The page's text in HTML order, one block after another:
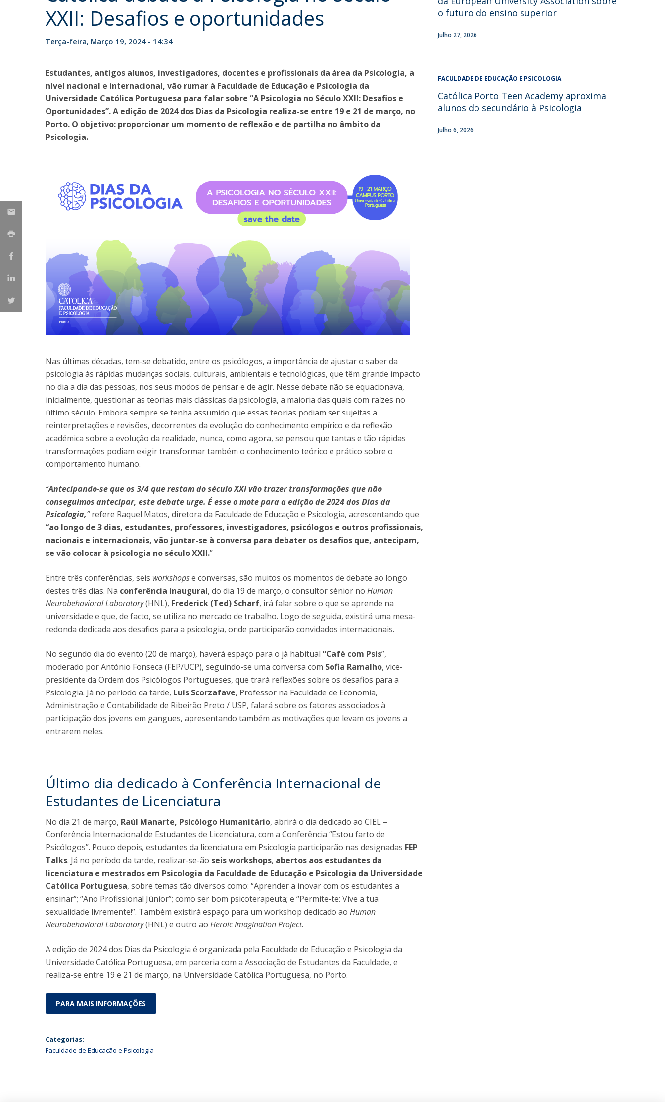
Research Centre for Human Development
| CEDH
HNL
Educação
Iniciativas Nacionais
Alumni
Associação de Antigos Alunos de Psicologia
UDIP
Segurança e Emergência
XXII: Desafios e oportunidades
Terça-feira, Março 19, 2024 - 14:34
Estudantes, antigos alunos, investigadores, docentes e profissionais da área da Psicologia, a
nível nacional e internacional, vão rumar à Faculdade de Educação e Psicologia da
Universidade Católica Portuguesa para falar sobre “A Psicologia no Século XXII: Desafios e
Oportunidades”. A edição de 2024 dos Dias da Psicologia realiza-se entre 19 e 21 de março, no
Porto. O objetivo: proporcionar um momento de reflexão e de partilha no âmbito da
Psicologia.
Nas últimas décadas, tem-se debatido, entre os psicólogos, a importância de ajustar o saber da
psicologia às rápidas mudanças sociais, culturais, ambientais e tecnológicas, que têm grande impacto
no dia a dia das pessoas, nos seus modos de pensar e de agir. Nesse debate não se equacionava,
inicialmente, questionar as teorias mais clássicas da psicologia, a maioria das quais com raízes no
último século. Embora sempre se tenha assumido que essas teorias podiam ser sujeitas a
reinterpretações e revisões, decorrentes da evolução do conhecimento empírico e da reflexão
académica sobre a evolução da realidade, nunca, como agora, se pensou que tantas e tão rápidas
transformações podiam exigir transformar também o conhecimento teórico e prático sobre o
comportamento humano.
“Antecipando-se que os 3/4 que restam do século XXI vão trazer transformações que não
conseguimos antecipar, este debate urge. É esse o mote para a edição de 2024 dos Dias da
Psicologia,”refere Raquel Matos, diretora da Faculdade de Educação e Psicologia, acrescentando que
“ao longo de 3 dias, estudantes, professores, investigadores, psicólogos e outros profissionais,
nacionais e internacionais, vão juntar-se à conversa para debater os desafios que, antecipam,
se vão colocar à psicologia no século XXII.”
Entre três conferências, seis workshopse conversas, são muitos os momentos de debate ao longo
destes três dias. Na conferência inaugural, do dia 19 de março, o consultor sénior no Human
Neurobehavioral Laboratory(HNL), Frederick (Ted) Scharf, irá falar sobre o que se aprende na
universidade e que, de facto, se utiliza no mercado de trabalho. Logo de seguida, existirá uma mesa-
redonda dedicada aos desafios para a psicologia, onde participarão convidados internacionais.
No segundo dia do evento (20 de março), haverá espaço para o já habitual “Café com Psis”,
moderado por António Fonseca (FEP/UCP), seguindo-se uma conversa com Sofia Ramalho, vice-
presidente da Ordem dos Psicólogos Portugueses, que trará reflexões sobre os desafios para a
Psicologia. Já no período da tarde, Luís Scorzafave, Professor na Faculdade de Economia,
Administração e Contabilidade de Ribeirão Preto / USP, falará sobre os fatores associados à
participação dos jovens em gangues, apresentando também as motivações que levam os jovens a
entrarem neles.
Último dia dedicado à Conferência Internacional de
Estudantes de Licenciatura
No dia 21 de março, Raúl Manarte, Psicólogo Humanitário, abrirá o dia dedicado ao CIEL –
Conferência Internacional de Estudantes de Licenciatura, com a Conferência “Estou farto de
Psicólogos”. Pouco depois, estudantes da licenciatura em Psicologia participarão nas designadas FEP
Talks. Já no período da tarde, realizar-se-ão seis workshops, abertos aos estudantes da
licenciatura e mestrados em Psicologia da Faculdade de Educação e Psicologia da Universidade
Católica Portuguesa, sobre temas tão diversos como: “Aprender a inovar com os estudantes a
ensinar”; “Ano Profissional Júnior”; como ser bom psicoterapeuta; e “Permite-te: Vive a tua
sexualidade livremente!”. Também existirá espaço para um workshop dedicado ao Human
Neurobehavioral Laboratory(HNL) e outro ao Heroic Imagination Project.
A edição de 2024 dos Dias da Psicologia é organizada pela Faculdade de Educação e Psicologia da
Universidade Católica Portuguesa, em parceria com a Associação de Estudantes da Faculdade, e
realiza-se entre 19 e 21 de março, na Universidade Católica Portuguesa, no Porto.
PARA MAIS INFORMAÇÕES
Categorias:
Faculdade de Educação e Psicologia
o futuro do ensino superior
Julho 27, 2026
FACULDADE DE EDUCAÇÃO E PSICOLOGIA
Católica Porto Teen Academy aproxima
alunos do secundário à Psicologia
Julho 6, 2026